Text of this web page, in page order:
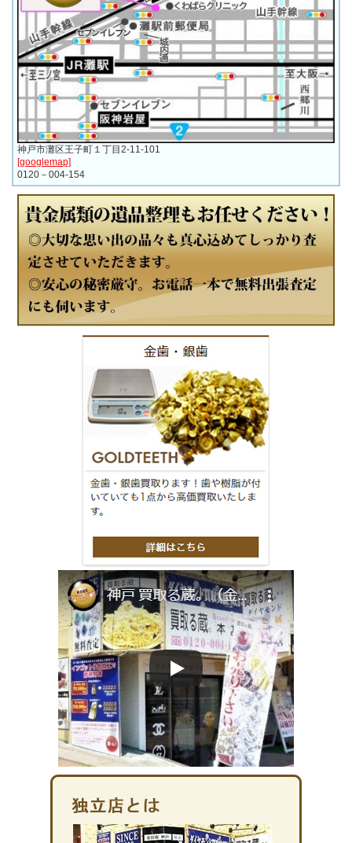
神戸市灘区王子町１丁目2-11-101
[googlemap]
0120－004-154